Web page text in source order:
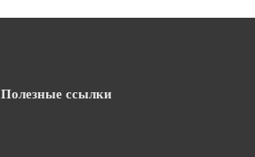
Полезные ссылки